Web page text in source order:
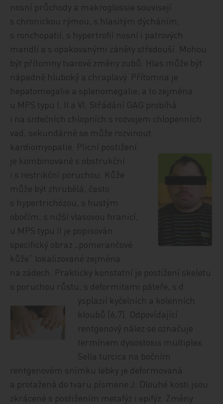
nosní průchody a makroglossie souvisejí
s chronickou rýmou, s hlasitým dýcháním,
s ronchopatií, s hypertrofií nosní i patrových
mandlí a s opakovanými záněty středouší. Mohou
být přítomny tvarové změny zubů. Hlas může být
nápadně hluboký a chraplavý. Přítomna je
hepatomegalie a splenomegalie, a to zejména
u MPS typu I, II a VI. Střádání GAG probíhá
i na srdečních chlopních s rozvojem chlopenních
vad, sekundárně se může rozvinout
kardiomyopatie. Plicní postižení
je kombinované s obstrukční
i s restrikční poruchou. Kůže
může být zhrubělá, často
s hypertrichózou, s hustým
obočím, s nižší vlasovou hranicí,
u MPS typu II je popisován
specifický obraz „pomerančové
kůže“ lokalizované zejména
na zádech. Prakticky konstatní je postižení skeletu
s poruchou růstu, s deformitami páteře, s d
ysplazií kyčelních a kolenních
kloubů [6,7]. Odpovídající
rentgenový nález se označuje
termínem dysostosis multiplex.
Sella turcica na bočním
rentgenovém snímku lebky je deformovaná
a protažená do tvaru písmene J. Dlouhé kosti jsou
zkrácené s postižením metafýz i epifýz. Změny